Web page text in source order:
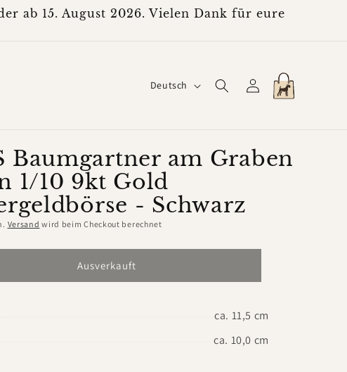
ab 15. August 2026. Vielen Dank für eure
S
a
c
h
e
Deutsch EinloggenWarenkorb
Baumgartner am Graben
1/10 9kt Gold
- Schwarz
Versand wird beim Checkout berechnet
Ausverkauft
ca. 11,5 cm
ca. 10,0 cm